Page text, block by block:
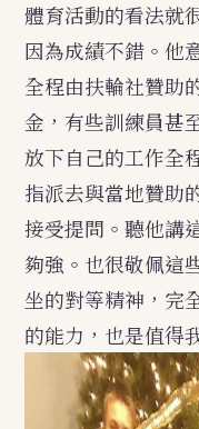
體育活動的看法就
因為成績不錯。他
全程由扶輪社贊助
金，有些訓練員甚
放下自己的工作全
指派去與當地贊助
接受提問。聽他講
夠強。也很敬佩這
坐的對等精神，完
的能力，也是值得